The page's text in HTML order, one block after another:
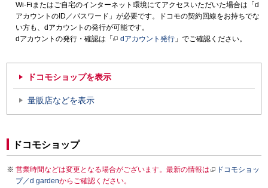
Wi-Fiまたはご自宅のインターネット環境にてアクセスいただいた場合は「d
アカウントのID／パスワード」が必要です。ドコモの契約回線をお持ちでな
い方も、dアカウントの発行が可能です。
dアカウントの発行・確認は「
dアカウント発行 」でご確認ください。
ドコモショップを表示
量販店などを表示
ドコモショップ
営業時間などは変更となる場合がございます。最新の情報は
ドコモショッ
プ／d gardenからご確認ください。